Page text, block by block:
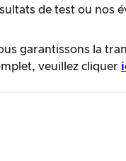
de test ou nos
garantissons la
veuillez cliquer